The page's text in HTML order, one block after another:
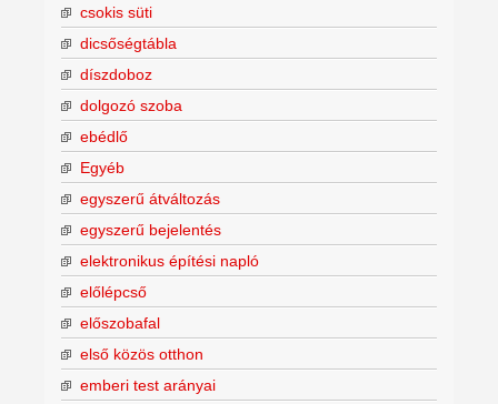
csokis süti
dicsőségtábla
díszdoboz
dolgozó szoba
ebédlő
Egyéb
egyszerű átváltozás
egyszerű bejelentés
elektronikus építési napló
előlépcső
előszobafal
első közös otthon
emberi test arányai